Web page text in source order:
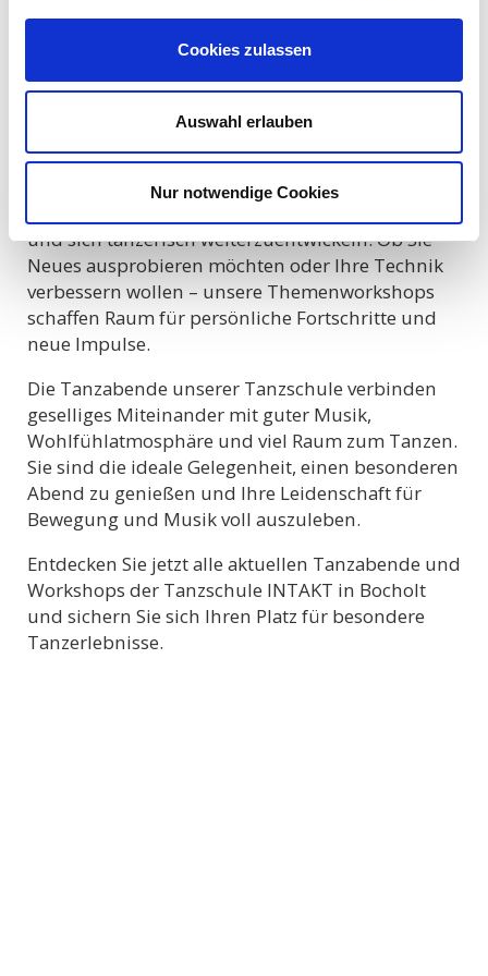
Cookies zulassen
Auswahl erlauben
Nur notwendige Cookies
treffen rhythmische Klänge aus Salsa, Bachata
und Kizomba auf lebendige Atmosphäre –
perfekt, um das Wochenende tanzend zu
beginnen und in lockerer Umgebung neue
Unsere Workshops bieten Ihnen zusätzlich die
und sich tänzerisch weiterzuentwickeln. Ob Sie
Neues ausprobieren möchten oder Ihre Technik
verbessern wollen – unsere Themenworkshops
schaffen Raum für persönliche Fortschritte und
neue Impulse.
Die Tanzabende unserer Tanzschule verbinden
geselliges Miteinander mit guter Musik,
Wohlfühlatmosphäre und viel Raum zum Tanzen.
Sie sind die ideale Gelegenheit, einen besonderen
Abend zu genießen und Ihre Leidenschaft für
Bewegung und Musik voll auszuleben.
Entdecken Sie jetzt alle aktuellen Tanzabende und
Workshops der Tanzschule INTAKT in Bocholt
und sichern Sie sich Ihren Platz für besondere
Tanzerlebnisse.